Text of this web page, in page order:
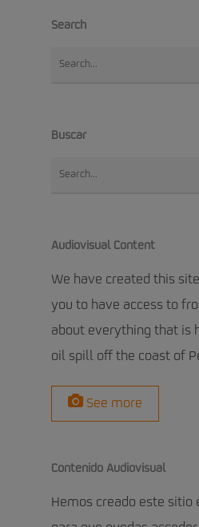
Search
Buscar
Audiovisual Content
We have created this
you to have access to
about everything that is
oil spill off the coast of
See more
Contenido Audiovisual
Hemos creado este sitio